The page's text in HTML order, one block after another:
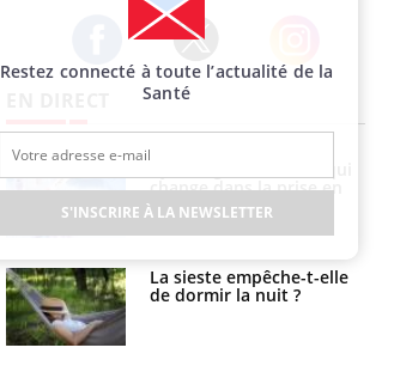
Facebook Twitter Instagram
change dans la prise en
charge des femmes
enceintes
La sieste empêche-t-elle
de dormir la nuit ?
Restez connecté à toute l’actualité de la
Santé
S'INSCRIRE À LA NEWSLETTER